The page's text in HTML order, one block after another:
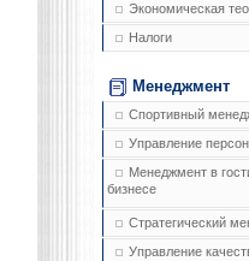
Экономическая
Налоги
Менеджмент
Спортивный
Управление
Менеджмент в
бизнесе
Стратегический
Управление